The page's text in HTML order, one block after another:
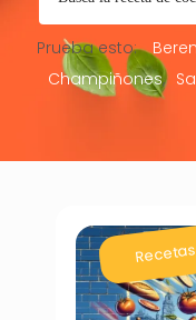
Prueba esto:
Champiñones